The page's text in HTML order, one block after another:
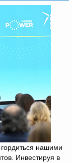
нашими
Инвестируя в